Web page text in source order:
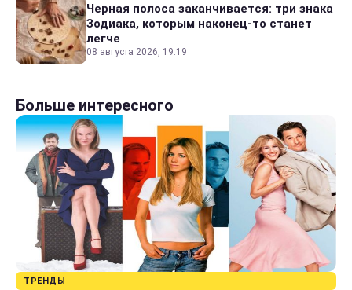
Черная полоса заканчивается: три знака
Зодиака, которым наконец-то станет
легче
08 августа 2026, 19:19
Больше интересного
ТРЕНДЫ